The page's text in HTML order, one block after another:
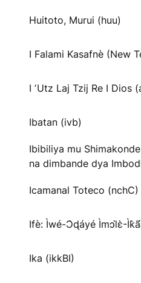
Huitoto, Murui (huu)
I Falami Kasafnè (New
I ʼUtz Laj Tzij Re I Dios
Ibatan (ivb)
Ibibiliya mu
na dimbande dya
Icamanal Toteco (nchC)
Ifè: Ìwé-Ɔ̀ɖáyé Ìmↄl̀ɛ̀-
Ika (ikkBI)